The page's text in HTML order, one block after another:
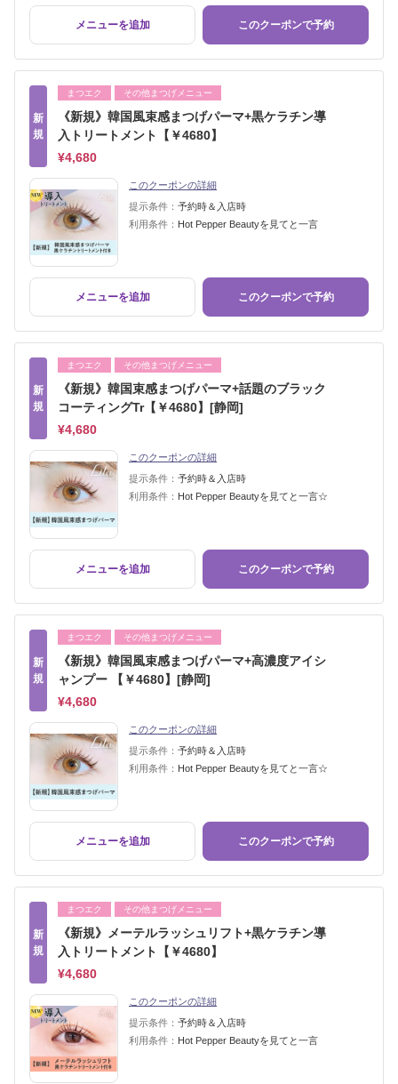
メニューを追加 このクーポンで予約
新
規
まつエク その他まつげメニュー
《新規》韓国風束感まつげパーマ+黒ケラチン導
入トリートメント【￥4680】
¥4,680
このクーポンの詳細
提示条件： 予約時＆入店時
利用条件： Hot Pepper Beautyを見てと一言
メニューを追加 このクーポンで予約
新
規
まつエク その他まつげメニュー
《新規》韓国束感まつげパーマ+話題のブラック
コーティングTr【￥4680】[静岡]
¥4,680
このクーポンの詳細
提示条件： 予約時＆入店時
利用条件： Hot Pepper Beautyを見てと一言☆
メニューを追加 このクーポンで予約
新
規
まつエク その他まつげメニュー
《新規》韓国風束感まつげパーマ+高濃度アイシ
ャンプー 【￥4680】[静岡]
¥4,680
このクーポンの詳細
提示条件： 予約時＆入店時
利用条件： Hot Pepper Beautyを見てと一言☆
メニューを追加 このクーポンで予約
新
規
まつエク その他まつげメニュー
《新規》メーテルラッシュリフト+黒ケラチン導
入トリートメント【￥4680】
¥4,680
このクーポンの詳細
提示条件： 予約時＆入店時
利用条件： Hot Pepper Beautyを見てと一言